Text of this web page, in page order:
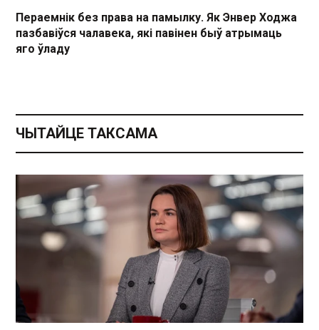
Пераемнік без права на памылку. Як Энвер Ходжа
пазбавіўся чалавека, які павінен быў атрымаць
яго ўладу
ЧЫТАЙЦЕ ТАКСАМА